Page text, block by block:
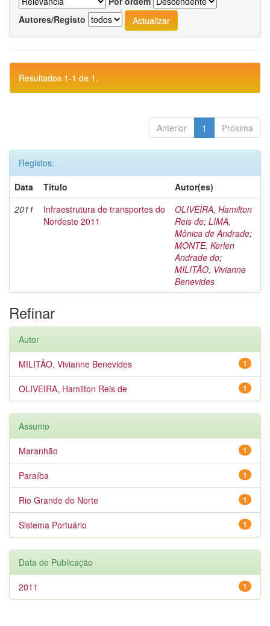
Autores/Registo
Resultados 1-1 de 1.
Anterior 1 Próxima
Registos:
Data
Título
Autor(es)
2011
Infraestrutura de transportes do
Nordeste 2011
OLIVEIRA, Hamilton
Reis de; LIMA,
Mônica de Andrade;
MONTE, Kerlen
Andrade do;
MILITÃO, Vivianne
Benevides
Refinar
Autor
1
MILITÃO, Vivianne Benevides
1
OLIVEIRA, Hamilton Reis de
Assunto
1
Maranhão
1
Paraíba
1
Rio Grande do Norte
1
Sistema Portuário
Data de Publicação
1
2011